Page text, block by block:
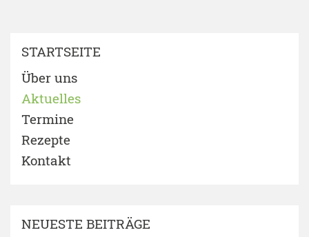
STARTSEITE
Über uns
Aktuelles
Termine
Rezepte
Kontakt
NEUESTE BEITRÄGE